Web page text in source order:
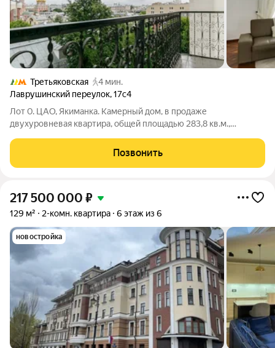
Третьяковская
4 мин.
Лаврушинский переулок,17с4
Лот 0. ЦАО, Якиманка. Камерный дом, в продаже
двухуровневая квартира, общей площадью 283,8 кв.м.,
окон, высокие потолки, наполняют квартиру светом и
невероятным пространством. Планировкой
Позвонить
217 500 000 ₽
129 м² 2-комн. квартира 6 этаж из 6
новостройка